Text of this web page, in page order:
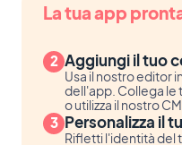
La tua app
Aggiungi il tuo
Usa il nostro editor
dell'app. Collega le
o utilizza il nostro
Personalizza il
Rifletti l'identità del